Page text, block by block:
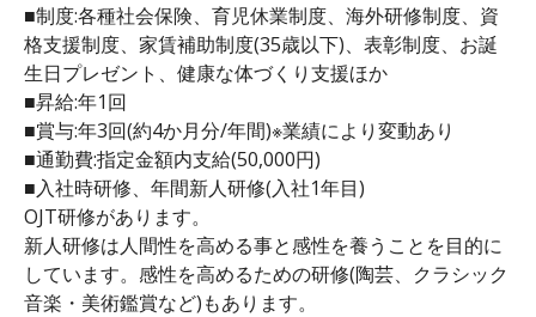
■制度:各種社会保険、育児休業制度、海外研修制度、資
格支援制度、家賃補助制度(35歳以下)、表彰制度、お誕
生日プレゼント、健康な体づくり支援ほか
■昇給:年1回
■賞与:年3回(約4か月分/年間)※業績により変動あり
■通勤費:指定金額内支給(50,000円)
■入社時研修、年間新人研修(入社1年目)
OJT研修があります。
新人研修は人間性を高める事と感性を養うことを目的に
しています。感性を高めるための研修(陶芸、クラシック
音楽・美術鑑賞など)もあります。